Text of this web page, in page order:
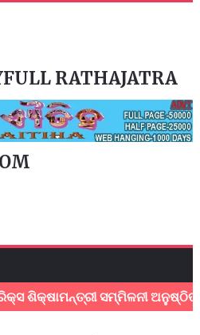
RATHAJATRA
ସମ୍ମିଳନୀ ଅନୁଷ୍ଠିତ;